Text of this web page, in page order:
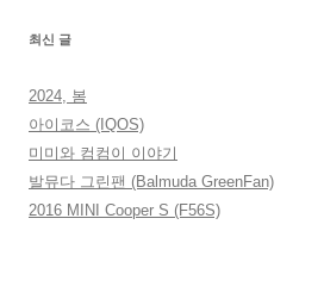
최신 글
2024, 봄
아이코스 (IQOS)
미미와 컴컴이 이야기
발뮤다 그린팬 (Balmuda GreenFan)
2016 MINI Cooper S (F56S)